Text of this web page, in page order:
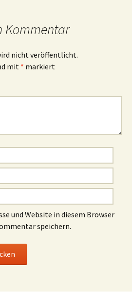
Kommentar
nicht veröffentlicht.
mit * markiert
und Website in diesem Browser
speichern.